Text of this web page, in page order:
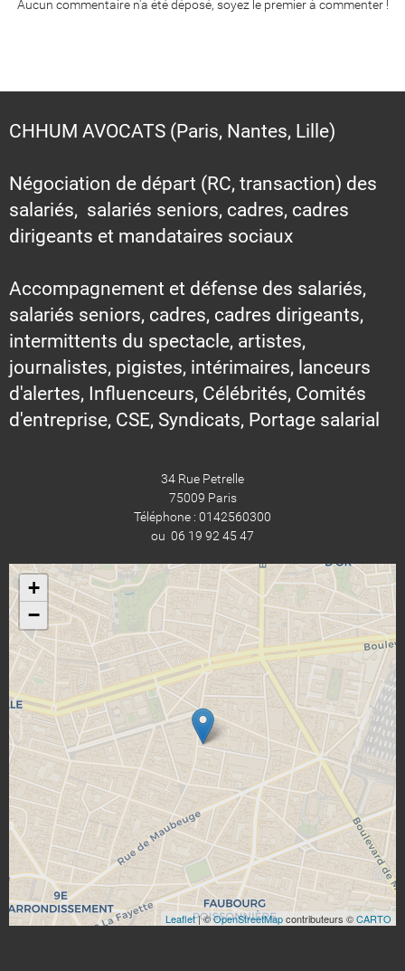
Aucun commentaire n'a été déposé, soyez le premier à commenter !
CHHUM AVOCATS (Paris, Nantes, Lille)
Négociation de départ (RC, transaction) des
salariés, salariés seniors, cadres, cadres
dirigeants et mandataires sociaux
Accompagnement et défense des salariés,
salariés seniors, cadres, cadres dirigeants,
intermittents du spectacle, artistes,
journalistes, pigistes, intérimaires, lanceurs
d'alertes, Influenceurs, Célébrités, Comités
d'entreprise, CSE, Syndicats, Portage salarial
34 Rue Petrelle
75009 Paris
Téléphone : 0142560300
ou 06 19 92 45 47
+
−
Leaflet| ©OpenStreetMapcontributeurs ©CARTO